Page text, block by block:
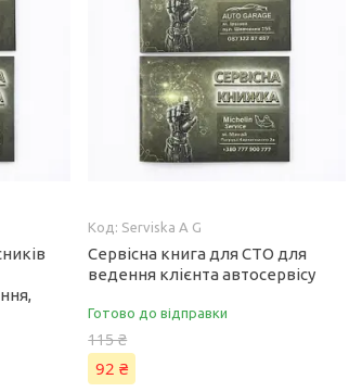
Serviska A G
Сервісна книга для СТО для
ведення клієнта автосервісу
Готово до відправки
115 ₴
92 ₴